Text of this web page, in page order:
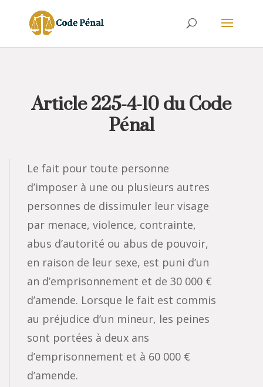
Article 225-4-10 du Code
Pénal
Le fait pour toute personne
d’imposer à une ou plusieurs autres
personnes de dissimuler leur visage
par menace, violence, contrainte,
abus d’autorité ou abus de pouvoir,
en raison de leur sexe, est puni d’un
an d’emprisonnement et de 30 000 €
d’amende. Lorsque le fait est commis
au préjudice d’un mineur, les peines
sont portées à deux ans
d’emprisonnement et à 60 000 €
d’amende.